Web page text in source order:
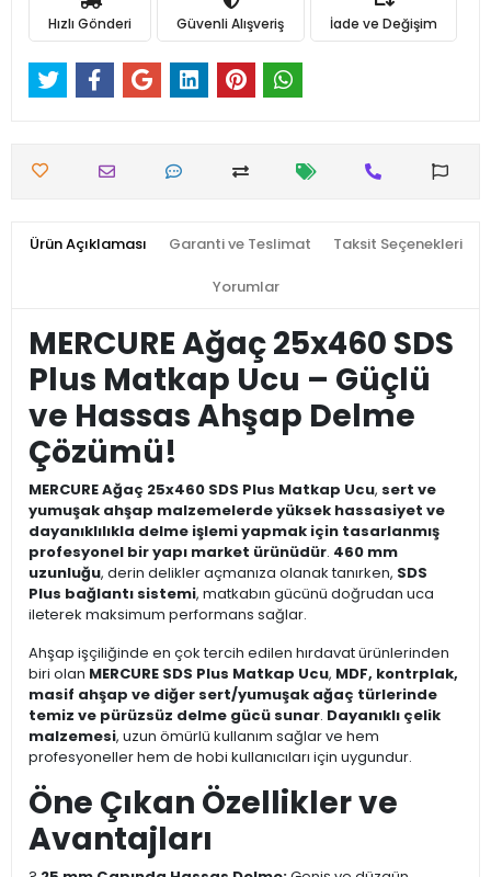
Hızlı Gönderi Güvenli Alışveriş İade ve Değişim
Ürün Açıklaması Garanti ve Teslimat Taksit Seçenekleri
Yorumlar
MERCURE Ağaç 25x460 SDS
Plus Matkap Ucu – Güçlü
ve Hassas Ahşap Delme
Çözümü!
MERCURE Ağaç 25x460 SDS Plus Matkap Ucu, sert ve
yumuşak ahşap malzemelerde yüksek hassasiyet ve
dayanıklılıkla delme işlemi yapmak için tasarlanmış
profesyonel bir yapı market ürünüdür. 460 mm
uzunluğu, derin delikler açmanıza olanak tanırken, SDS
Plus bağlantı sistemi, matkabın gücünü doğrudan uca
ileterek maksimum performans sağlar.
Ahşap işçiliğinde en çok tercih edilen hırdavat ürünlerinden
biri olan MERCURE SDS Plus Matkap Ucu, MDF, kontrplak,
masif ahşap ve diğer sert/yumuşak ağaç türlerinde
temiz ve pürüzsüz delme gücü sunar. Dayanıklı çelik
malzemesi, uzun ömürlü kullanım sağlar ve hem
profesyoneller hem de hobi kullanıcıları için uygundur.
Öne Çıkan Özellikler ve
Avantajları